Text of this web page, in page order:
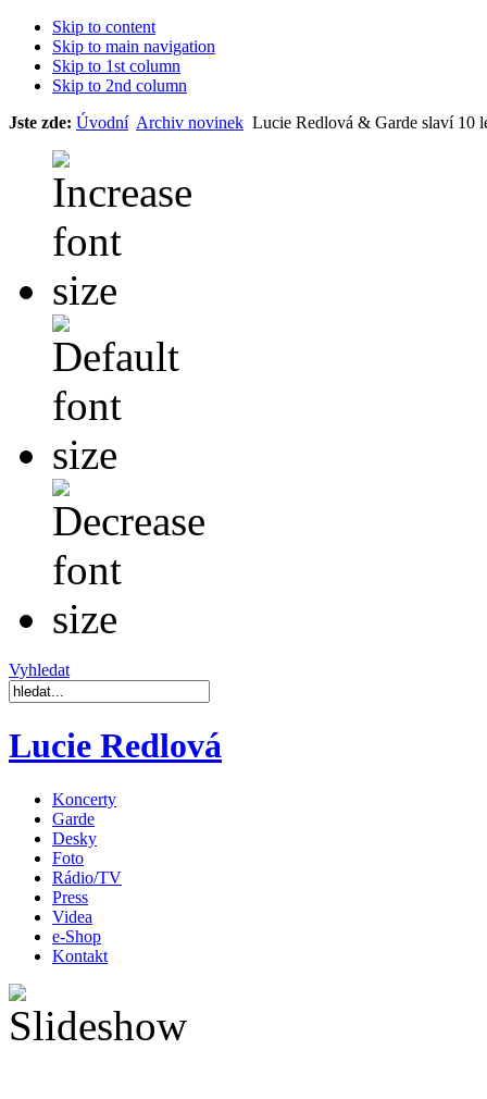
Skip to content
Skip to main navigation
Skip to 1st column
Skip to 2nd column
Jste zde: Úvodní Archiv novinek Lucie Redlová & Garde slaví 10
Vyhledat
Lucie Redlová
Koncerty
Garde
Desky
Foto
Rádio/TV
Press
Videa
e-Shop
Kontakt